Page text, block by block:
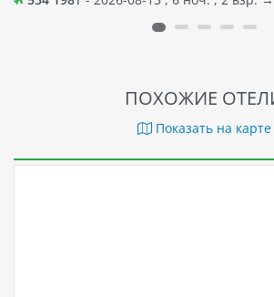
ПОХОЖИЕ
Показать на карте